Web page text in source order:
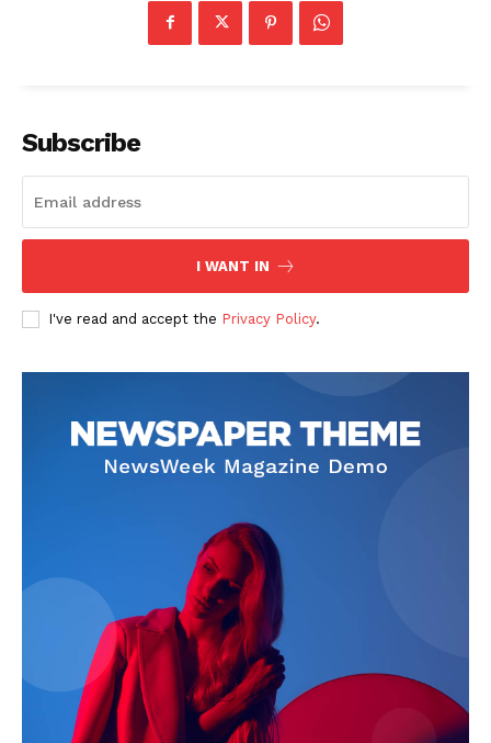
Subscribe
I WANT IN
I've read and accept the Privacy Policy.